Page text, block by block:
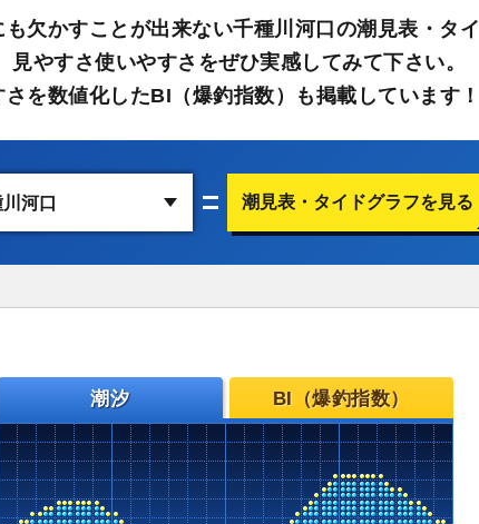
欠かすことが出来ない千種川河口の潮見表・タイ
やすさ使いやすさをぜひ実感してみて下さい。
を数値化したBI（爆釣指数）も掲載しています！
潮見表・タイドグラフを見る
潮汐 BI（爆釣指数）